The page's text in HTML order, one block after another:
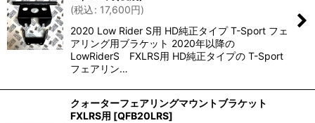
(税込: 17,600円)
2020 Low Rider S用 HD純正タイプ T-Sport フェ
アリング用ブラケット 2020年以降の
LowRiderS FXLRS用 HD純正タイプの T-Sport
フェアリン…
クォーターフェアリングマウントブラケット
FXLRS用 [QFB20LRS]